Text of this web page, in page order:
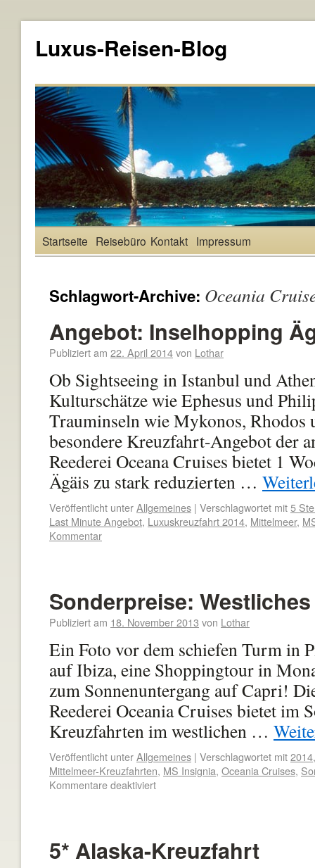
Luxus-Reisen-Blog
Startseite Reisebüro Kontakt Impressum
Schlagwort-Archive: Oceania
Angebot: Inselhopping
Publiziert am 22. April 2014von Lothar
Ob Sightseeing in Istanbul und
Kulturschätze wie Ephesus und
Trauminseln wie Mykonos, Rhodos
besondere Kreuzfahrt-Angebot der
Reederei Oceana Cruises bietet 1
Ägäis zu stark reduzierten …
Veröffentlicht unterAllgemeines | Verschlagwortet mit5
Last Minute Angebot, Luxuskreuzfahrt 2014, Mittelmeer,
Kommentar
Sonderpreise:
Publiziert am 18. November 2013 von Lothar
Ein Foto vor dem schiefen Turm in
auf Ibiza, eine Shoppingtour in
zum Sonnenuntergang auf Capri!
Reederei Oceania Cruises bietet im
Kreuzfahrten im westlichen …
Veröffentlicht unterAllgemeines | Verschlagwortet mit2014
Mittelmeer-Kreuzfahrten, MS Insignia, Oceania Cruises,
Kommentare deaktiviert
5* Alaska-Kreuzfahrt